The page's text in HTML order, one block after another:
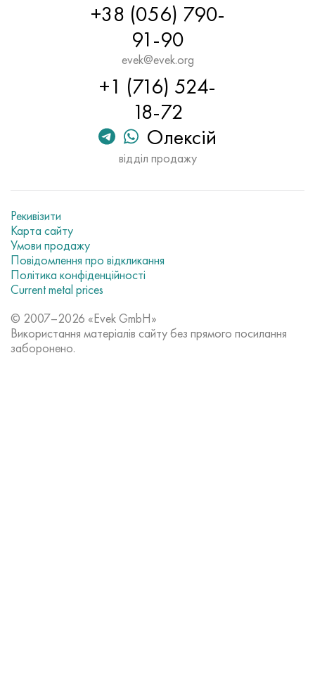
+38 (056) 790-
91-90
evek@evek.org
+1 (716) 524-
18-72
Олексій
відділ продажу
Рекивізити
Карта сайту
Умови продажу
Повідомлення про відкликання
Політика конфіденційності
Current metal prices
© 2007–2026 «Evek GmbH»
Використання матеріалів сайту без прямого посилання
заборонено.